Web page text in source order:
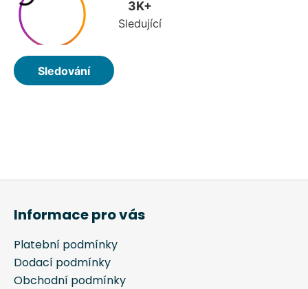
Informace pro vás
Platební podmínky
Dodací podmínky
Obchodní podmínky